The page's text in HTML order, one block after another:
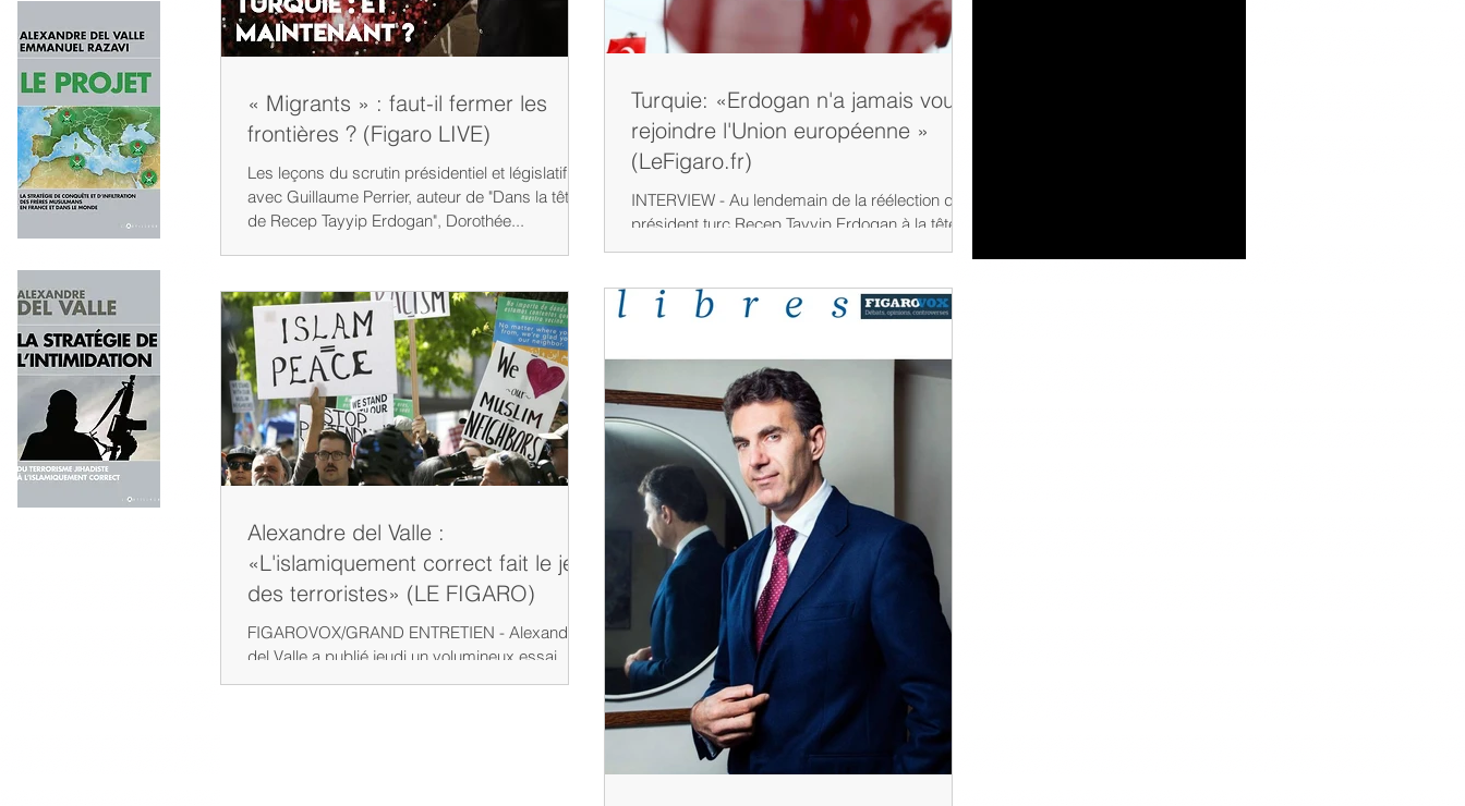
« Migrants » : faut-il fermer les
frontières ? (Figaro LIVE)
Les leçons du scrutin présidentiel et législatif
avec Guillaume Perrier, auteur de "Dans la tête
de Recep Tayyip Erdogan", Dorothée...
Turquie: «Erdogan n'a jamais voulu
rejoindre l'Union européenne »
(LeFigaro.fr)
INTERVIEW - Au lendemain de la réélection du
président turc Recep Tayyip Erdogan à la tête
de la Turquie, le géopolitologue Alexandre Del...
Alexandre del Valle :
«L'islamiquement correct fait le jeu
des terroristes» (LE FIGARO)
FIGAROVOX/GRAND ENTRETIEN - Alexandre
del Valle a publié jeudi un volumineux essai,
dans lequel il décrit la «stratégie